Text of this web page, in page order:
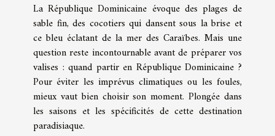
La République Dominicaine évoque des plages de
sable fin, des cocotiers qui dansent sous la brise et
ce bleu éclatant de la mer des Caraïbes. Mais une
question reste incontournable avant de préparer vos
valises : quand partir en République Dominicaine ?
Pour éviter les imprévus climatiques ou les foules,
mieux vaut bien choisir son moment. Plongée dans
les saisons et les spécificités de cette destination
paradisiaque.